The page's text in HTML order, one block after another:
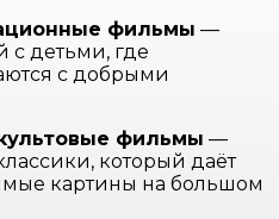
фильмы —
с детьми, где
с добрыми
фильмы —
который даёт
картины на большом